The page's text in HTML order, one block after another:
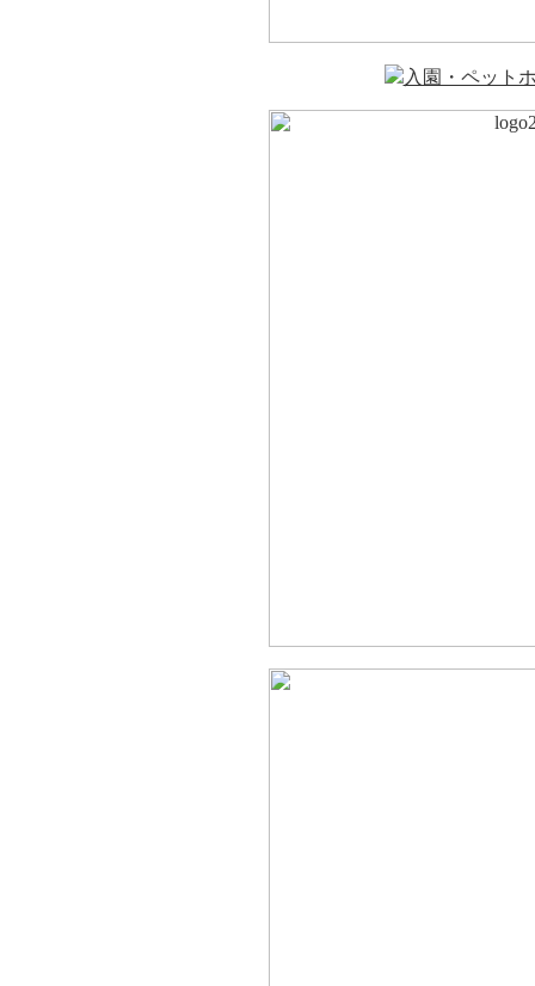
入園・ペット